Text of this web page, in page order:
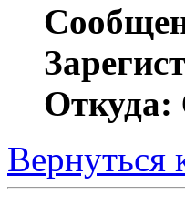
Откуда:
Вернуться